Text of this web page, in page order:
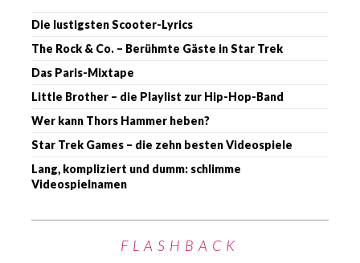
Die lustigsten Scooter-Lyrics
The Rock & Co. – Berühmte Gäste in Star Trek
Das Paris-Mixtape
Little Brother – die Playlist zur Hip-Hop-Band
Wer kann Thors Hammer heben?
Star Trek Games – die zehn besten Videospiele
Lang, kompliziert und dumm: schlimme
Videospielnamen
FLASHBACK